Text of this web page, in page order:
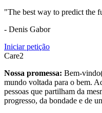
"The best way to predict the
- Denis Gabor
Iniciar petição
Care2
Nossa promessa: Bem-
mundo voltada para o bem.
pessoas que partilham da
progresso, da bondade e de